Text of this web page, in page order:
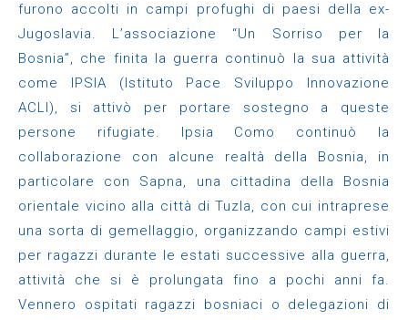
furono accolti in campi profughi di paesi della ex-
Jugoslavia. L’associazione “Un Sorriso per la
Bosnia”, che finita la guerra continuò la sua attività
come IPSIA (Istituto Pace Sviluppo Innovazione
ACLI), si attivò per portare sostegno a queste
persone rifugiate. Ipsia Como continuò la
collaborazione con alcune realtà della Bosnia, in
particolare con Sapna, una cittadina della Bosnia
orientale vicino alla città di Tuzla, con cui intraprese
una sorta di gemellaggio, organizzando campi estivi
per ragazzi durante le estati successive alla guerra,
attività che si è prolungata fino a pochi anni fa.
Vennero ospitati ragazzi bosniaci o delegazioni di